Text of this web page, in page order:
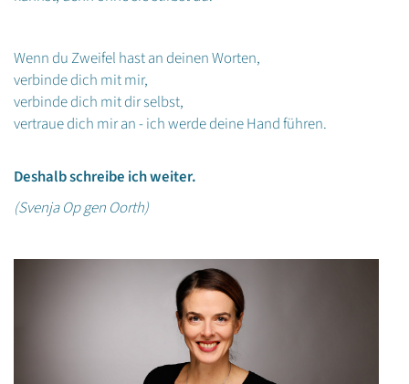
Wenn du Zweifel hast an deinen Worten,
verbinde dich mit mir,
verbinde dich mit dir selbst,
vertraue dich mir an - ich werde deine Hand führen.
Deshalb schreibe ich weiter.
(Svenja Op gen Oorth)